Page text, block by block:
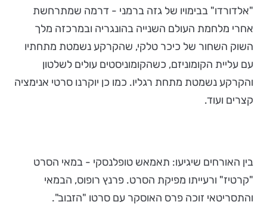
"אלדורדו" בבימויו של גזה ברמני - דרמה שמתרחשת
אחרי מלחמת העולם השנייה בהונגריה ובמרכזה מלך
השוק השחור של כיכר טלקי, שהקרקע נשמטת מתחתיו
עם עליית הקומוניזם, כשהקומוניסטים עולים לשלטון
והקרקע נשמטת מתחת רגליו. כמו כן יוקרנו סרטי אנימציה
קצרים ועוד.
בין האורחים שיגיעו: תאמאש טופלנסקי - במאי הסרט
"קרטיז" ורעייתו מפיקת הסרט. פרנץ רופוס, הבמאי
והתסריטאי זוכה פרס האוסקר עם סרטו "הזבוב".